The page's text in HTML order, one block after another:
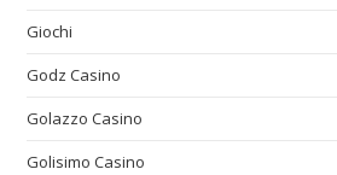
Giochi
Godz Casino
Golazzo Casino
Golisimo Casino